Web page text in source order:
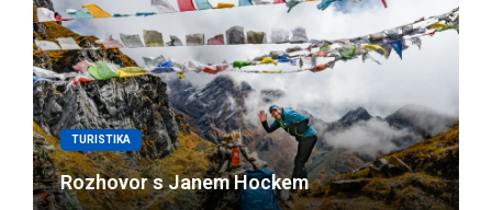
TURISTIKA
Rozhovor s Janem Hockem